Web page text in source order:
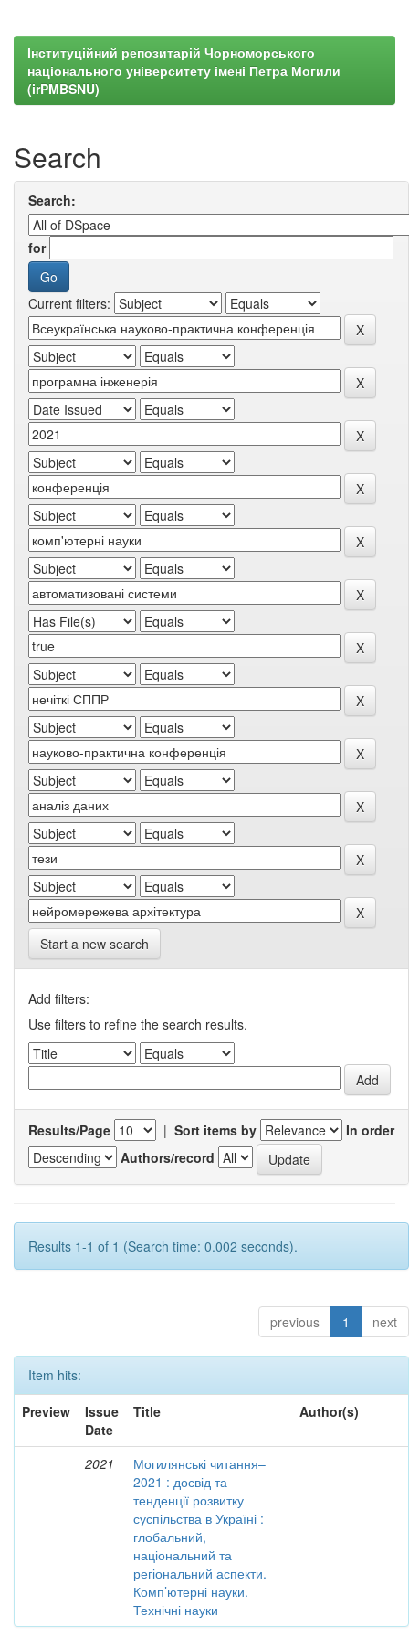
Інституційний репозитарій Чорноморського
національного університету імені Петра Могили
(irPMBSNU)
Search
Search:
for
Current filters:
Start a new search
Add filters:
Use filters to refine the search results.
Results/Page | Sort items by
In order
Authors/record
Results 1-1 of 1 (Search time: 0.002 seconds).
previous 1 next
Item hits:
Preview
Issue
Date
Title Author(s)
2021
Могилянські читання–
2021 : досвід та
тенденції розвитку
суспільства в Україні :
глобальний,
національний та
регіональний аспекти.
Комп’ютерні науки.
Технічні науки